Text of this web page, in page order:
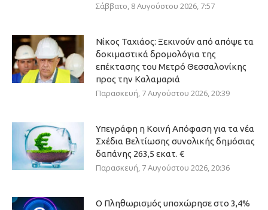
Σάββατο, 8 Αυγούστου 2026, 7:57
Νίκος Ταχιάος: Ξεκινούν από απόψε τα
δοκιμαστικά δρομολόγια της
επέκτασης του Μετρό Θεσσαλονίκης
προς την Καλαμαριά
Παρασκευή, 7 Αυγούστου 2026, 20:39
Υπεγράφη η Κοινή Απόφαση για τα νέα
Σχέδια Βελτίωσης συνολικής δημόσιας
δαπάνης 263,5 εκατ. €
Παρασκευή, 7 Αυγούστου 2026, 20:36
Ο Πληθωρισμός υποχώρησε στο 3,4%